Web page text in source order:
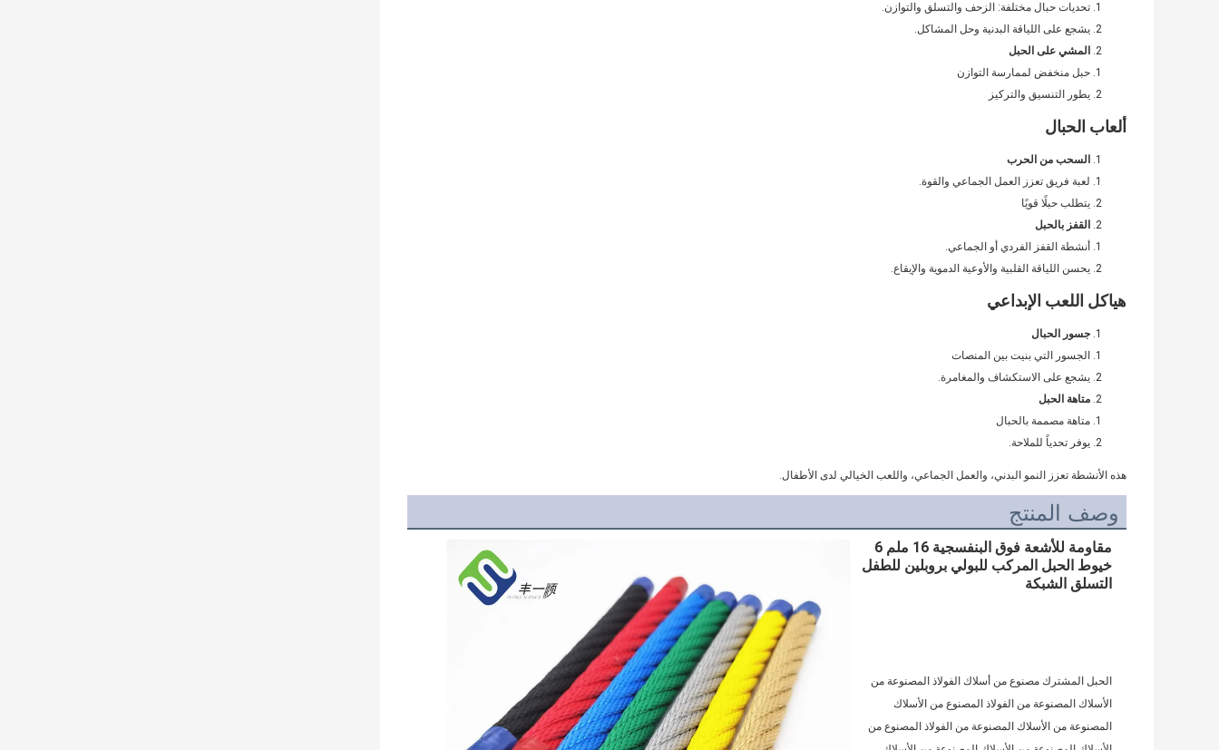
تحديات حبال مختلفة: الزحف والتسلق والتوازن.
يشجع على اللياقة البدنية وحل المشاكل.
المشي على الحبل
حبل منخفض لممارسة التوازن
يطور التنسيق والتركيز
ألعاب الحبال
السحب من الحرب
لعبة فريق تعزز العمل الجماعي والقوة.
يتطلب حبلًا قويًا
القفز بالحبل
أنشطة القفز الفردي أو الجماعي.
يحسن اللياقة القلبية والأوعية الدموية والإيقاع.
هياكل اللعب الإبداعي
جسور الحبال
الجسور التي بنيت بين المنصات
يشجع على الاستكشاف والمغامرة.
متاهة الحبل
متاهة مصممة بالحبال
يوفر تحدياً للملاحة.
هذه الأنشطة تعزز النمو البدني، والعمل الجماعي، واللعب الخيالي لدى الأطفال.
وصف المنتج
مقاومة للأشعة فوق البنفسجية 16 ملم 6
خيوط الحبل المركب للبولي بروبلين للطفل
التسلق الشبكة